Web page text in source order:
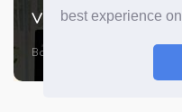
best experience
von Instagram
Batuhan Frenzel